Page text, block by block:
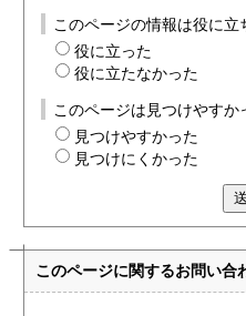
このページの情報は役に立
役に立った
役に立たなかった
このページは見つけやすか
見つけやすかった
見つけにくかった
このページに関するお問い合